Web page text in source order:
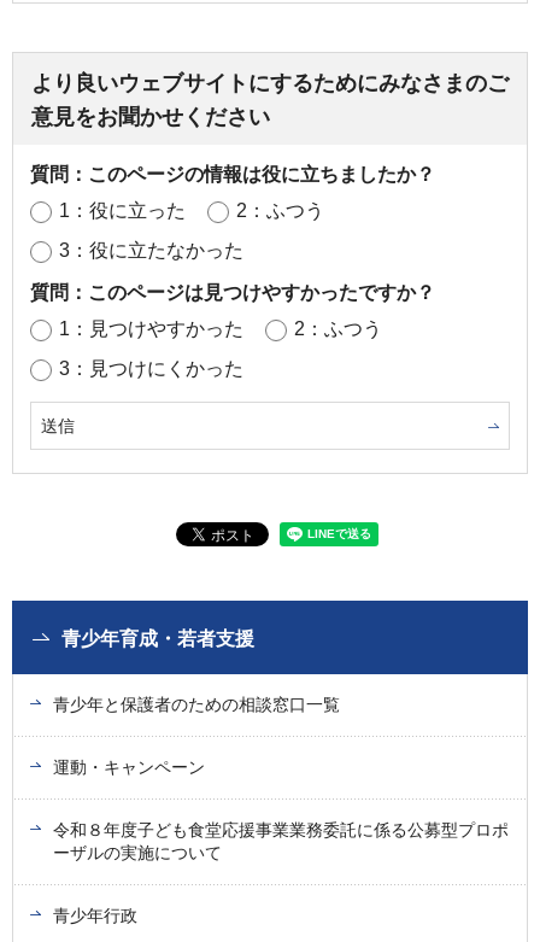
より良いウェブサイトにするためにみなさまのご
意見をお聞かせください
質問：このページの情報は役に立ちましたか？
1：役に立った
2：ふつう
3：役に立たなかった
質問：このページは見つけやすかったですか？
1：見つけやすかった
2：ふつう
3：見つけにくかった
青少年育成・若者支援
青少年と保護者のための相談窓口一覧
運動・キャンペーン
令和８年度子ども食堂応援事業業務委託に係る公募型プロポ
ーザルの実施について
青少年行政